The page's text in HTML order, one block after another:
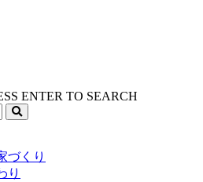
ENTER TO SEARCH
づくり​
り